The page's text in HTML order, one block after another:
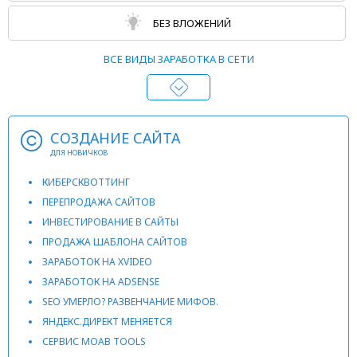
БЕЗ ВЛОЖЕНИЙ
ВСЕ ВИДЫ ЗАРАБОТКА В СЕТИ
СОЗДАНИЕ САЙТА
ДЛЯ НОВИЧКОВ
КИБЕРСКВОТТИНГ
ПЕРЕПРОДАЖА САЙТОВ
ИНВЕСТИРОВАНИЕ В САЙТЫ
ПРОДАЖА ШАБЛОНА САЙТОВ
ЗАРАБОТОК НА XVIDEO
ЗАРАБОТОК НА ADSENSE
SEO УМЕРЛО? РАЗВЕНЧАНИЕ МИФОВ.
ЯНДЕКС.ДИРЕКТ МЕНЯЕТСЯ
СЕРВИС MOAB TOOLS